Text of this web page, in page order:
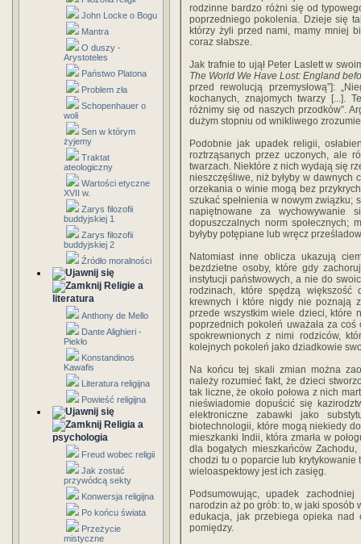
John Locke o Bogu
Mantra
O duszy -
Arystoteles
Państwo Platona
Problem zła
Schopenhauer o
woli
Sen w którym
żyjemy
Traktat
ateologiczny
Wartości etyczne
XVII w.
Zarys filozofii
buddyjskiej 1
Zarys filozofii
buddyjskiej 2
Źródło moralności
Religie a
literatura
Anthony de Mello
Dante Alighieri -
Piekło
Konstandinos
Kawafis
Literatura religijna
Powieść religijna
Religia a
psychologia
Freud wobec religii
Jak zostać
przywódcą sekty
Konwersja religijna
Po końcu świata
Przeżycie
mistyczne
rodzinne bardzo różni się od
poprzedniego pokolenia. Dzieje się
którzy żyli przed nami, mamy mniej
coraz słabsze.
Jak trafnie to ujął Peter Laslett w
The World We Have Lost: England
przed rewolucją przemysłową”]:
kochanych, znajomych twarzy [...].
różnimy się od naszych przodków”.
dużym stopniu od wnikliwego
Podobnie jak upadek religii,
roztrząsanych przez uczonych, ale
twarzach. Niektóre z nich wydają się
nieszczęśliwe, niż byłyby w dawnych
orzekania o winie mogą bez
szukać spełnienia w nowym związku;
napiętnowane za
dopuszczalnych norm społecznych;
byłyby potępiane lub wręcz
Natomiast inne oblicza ukazują
bezdzietne osoby, które gdy
instytucji państwowych, a nie do
rodzinach, które spędzą większość
krewnych i które nigdy nie poznają
przede wszystkim wiele dzieci, które
poprzednich pokoleń uważała za
spokrewnionych z nimi rodziców,
kolejnych pokoleń jako dziadkowie
Na końcu tej skali zmian można
należy rozumieć fakt, że dzieci
tak liczne, że około połowa z nich
nieświadomie dopuścić się
elektroniczne zabawki jako
biotechnologii, które mogą niekiedy
mieszkanki Indii, która zmarła w
dla bogatych mieszkańców
chodzi tu o poparcie lub
wieloaspektowy jest ich zasięg.
Podsumowując, upadek
narodzin aż po grób: to, w jaki sposób
edukacja, jak przebiega opieka nad
pomiędzy.